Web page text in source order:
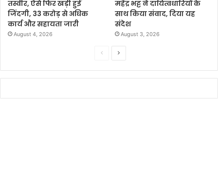
तस्वीर, ऐसे फिर खड़ी हुई
जिंदगी, 33 करोड़ से अधिक
कार्य और सहायता जारी
August 4, 2026
महेंद्र भट्ट ने दायित्वधारियों के
साथ किया संवाद, दिया यह
संदेश
August 3, 2026
e
x